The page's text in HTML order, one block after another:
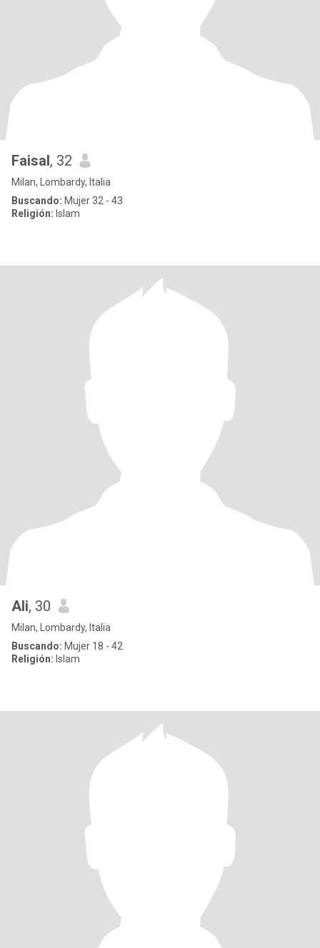
Faisal, 32
Milan, Lombardy, Italia
Buscando: Mujer 32 - 43
Religión: Islam
Ali, 30
Milan, Lombardy, Italia
Buscando: Mujer 18 - 42
Religión: Islam